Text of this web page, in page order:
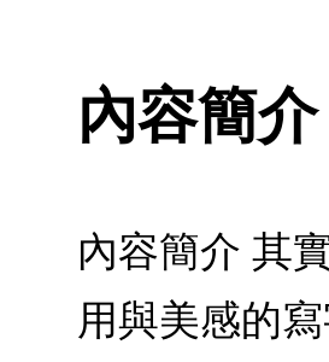
內容簡介
內容簡介 其
用與美感的